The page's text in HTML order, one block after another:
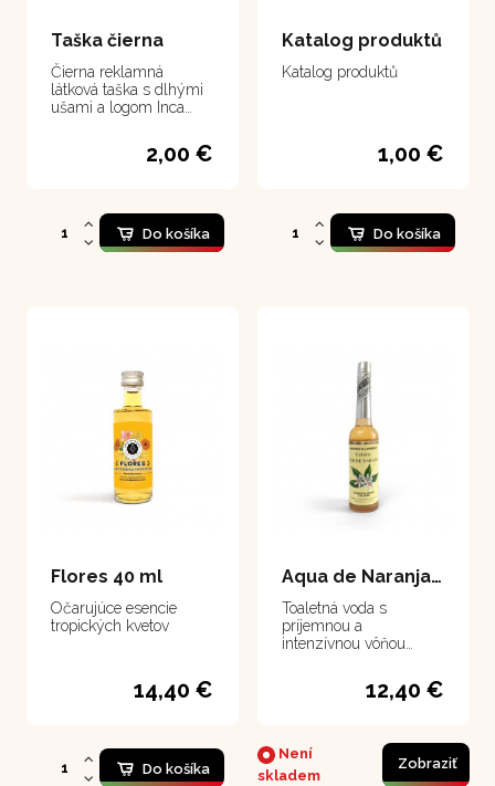
Taška čierna
Čierna reklamná
látková taška s dlhými
ušami a logom Inca
2,00 €
Do košíka
Katalog produktů
Katalog produktů
1,00 €
Do košíka
Flores 40 ml
Očarujúce esencie
tropických kvetov
14,40 €
Do košíka
Aqua de Naranja - Colonia de Naranja 221 ml
Toaletná voda s
príjemnou a
intenzívnou vôňou
Môžeme použiť aj do
12,40 €
Není
skladem
Zobraziť